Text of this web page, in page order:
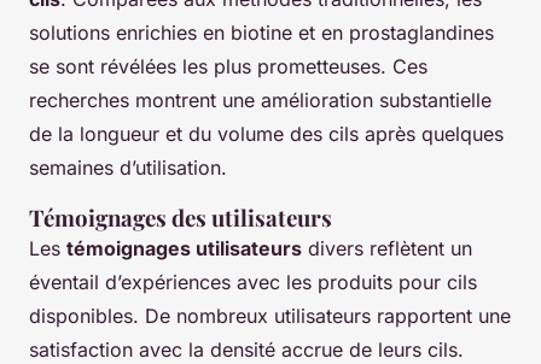
solutions enrichies en biotine et en prostaglandines
se sont révélées les plus prometteuses. Ces
recherches montrent une amélioration substantielle
de la longueur et du volume des cils après quelques
semaines d’utilisation.
Témoignages des utilisateurs
Les témoignages utilisateurs divers reflètent un
éventail d’expériences avec les produits pour cils
disponibles. De nombreux utilisateurs rapportent une
satisfaction avec la densité accrue de leurs cils.